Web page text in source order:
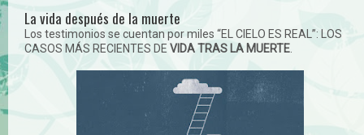
La vida después de la muerte
Los testimonios se cuentan por miles “EL CIELO ES REAL”: LOS
CASOS MÁS RECIENTES DE VIDA TRAS LA MUERTE